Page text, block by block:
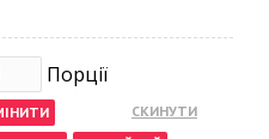
Порції